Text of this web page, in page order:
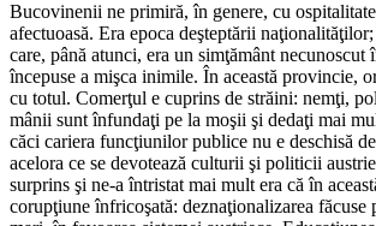
Bucovinenii ne primiră, în genere, cu
afectuoasă. Era epoca deşteptării
care, până atunci, era un simţământ
începuse a mişca inimile. În această provincie,
cu totul. Co­merţul e cuprins de străini: nemţi,
mânii sunt înfundaţi pe la moşii şi dedaţi mai
căci cariera funcţiunilor publice nu e deschisă
acelora ce se devotează culturii şi politicii
surprins şi ne-a întristat mai mult era că în
corupţiune înfricoşată: deznaţionalizarea făcuse